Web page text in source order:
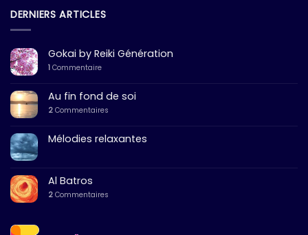
DERNIERS ARTICLES
Gokai by Reiki Génération
1 Commentaire
Au fin fond de soi
2 Commentaires
Mélodies relaxantes
Al Batros
2 Commentaires